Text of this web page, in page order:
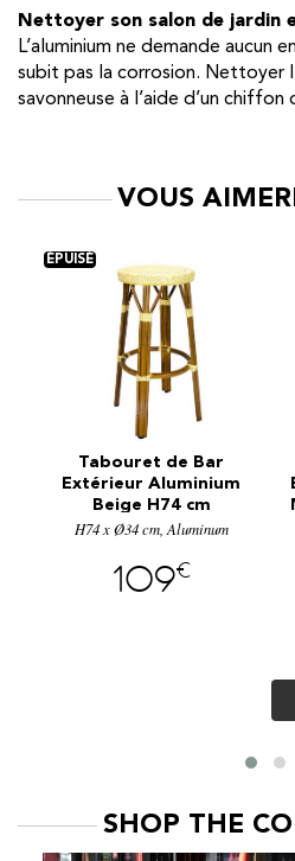
Nettoyer son salon de jardin
L’aluminium ne demande aucun
subit pas la corrosion. Nettoyer
savonneuse à l’aide d’un
VOUS
Tabouret Bistrot
Extérieur Aluminium
Noir et Doré H46 cm
E1079ND
H46 x Ø33 cm
99€
SHOP THE